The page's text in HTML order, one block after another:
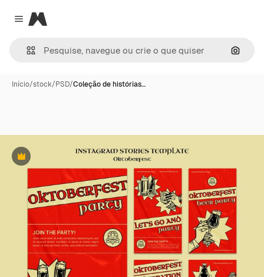
Close menu
Magnific
Início/stock/PSD/Coleção de histórias…
Premium